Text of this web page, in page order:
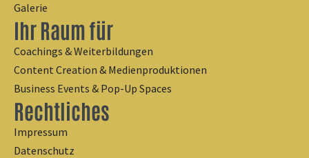
Galerie
Ihr Raum für
Coachings & Weiterbildungen
Content Creation & Medienproduktionen
Business Events & Pop-Up Spaces
Rechtliches
Impressum
Datenschutz